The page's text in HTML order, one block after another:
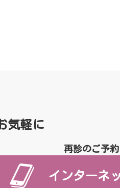
気軽に
再診のご予約
インターネ